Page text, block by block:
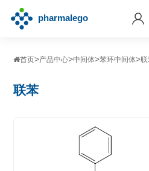
首页>产品中心>中间体>苯环中间体>
联苯